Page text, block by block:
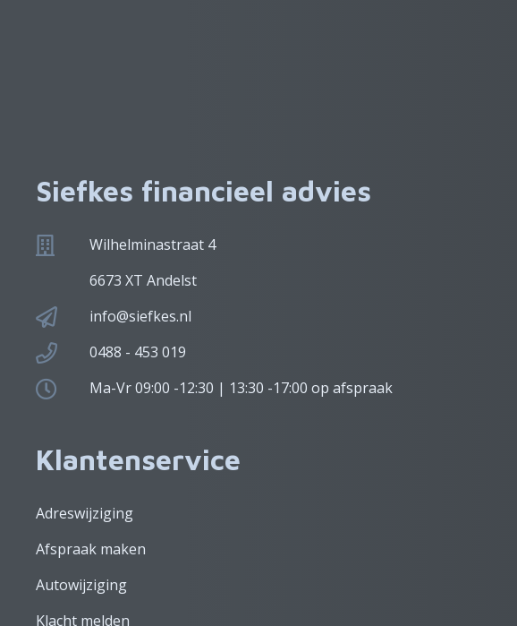
Siefkes financieel advies
Wilhelminastraat 4
6673 XT Andelst
info@siefkes.nl
0488 - 453 019
Ma-Vr 09:00 -12:30 | 13:30 -17:00 op afspraak
Klantenservice
Adreswijziging
Afspraak maken
Autowijziging
Klacht melden